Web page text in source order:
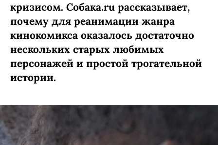
кризисом. Собака.ru рассказывает,
почему для реанимации жанра
кинокомикса оказалось достаточно
нескольких старых любимых
персонажей и простой трогательной
истории.